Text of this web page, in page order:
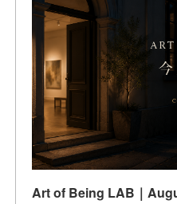
Art of Being LAB｜